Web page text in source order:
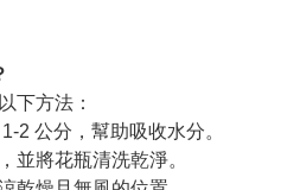
下方法：
2 公分，幫助吸收水分。
並將花瓶清洗乾淨。